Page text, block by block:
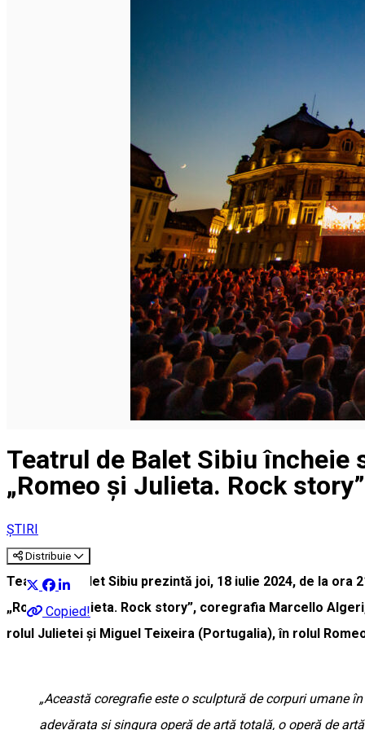
Teatrul de Balet Sibiu încheie
„Romeo și Julieta. Rock story”
ȘTIRI
Distribuie
Copied!
Teatrul de Balet Sibiu prezintă joi, 18 iulie 2024, de la
„Romeo și Julieta. Rock story”, coregrafia Marcello
rolul Julietei și Miguel Teixeira (Portugalia), în rolul
„Această coregrafie este o sculptură de corpuri umane
adevărata și singura operă de artă totală, o operă de